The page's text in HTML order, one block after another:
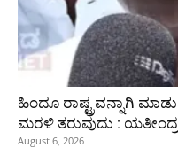
ಹಿಂದೂ ರಾಷ್ಟ್ರವನ್ನಾಗಿ
ಮರಳಿ ತರುವುದು :
August 6, 2026